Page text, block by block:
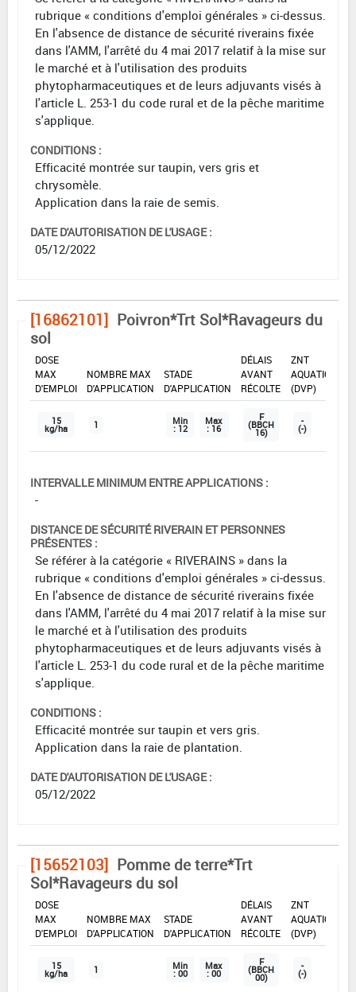
rubrique « conditions d'emploi générales » ci-dessus.
En l'absence de distance de sécurité riverains fixée
dans l'AMM, l'arrêté du 4 mai 2017 relatif à la mise sur
le marché et à l'utilisation des produits
phytopharmaceutiques et de leurs adjuvants visés à
l'article L. 253-1 du code rural et de la pêche maritime
s'applique.
CONDITIONS :
Efficacité montrée sur taupin, vers gris et
chrysomèle.
Application dans la raie de semis.
DATE D'AUTORISATION DE L'USAGE :
05/12/2022
[16862101] Poivron*Trt Sol*Ravageurs du
sol
DOSE
MAX
D'EMPLOI
NOMBRE MAX
D'APPLICATION
STADE
D'APPLICATION
DÉLAIS
AVANT
RÉCOLTE
ZNT
AQUATIQUE
(DVP)
15
kg/ha 1 Min
: 12
Max
: 16
F
(BBCH
16)
-
(-)
INTERVALLE MINIMUM ENTRE APPLICATIONS :
-
DISTANCE DE SÉCURITÉ RIVERAIN ET PERSONNES
PRÉSENTES :
Se référer à la catégorie « RIVERAINS » dans la
rubrique « conditions d'emploi générales » ci-dessus.
En l'absence de distance de sécurité riverains fixée
dans l'AMM, l'arrêté du 4 mai 2017 relatif à la mise sur
le marché et à l'utilisation des produits
phytopharmaceutiques et de leurs adjuvants visés à
l'article L. 253-1 du code rural et de la pêche maritime
s'applique.
CONDITIONS :
Efficacité montrée sur taupin et vers gris.
Application dans la raie de plantation.
DATE D'AUTORISATION DE L'USAGE :
05/12/2022
[15652103] Pomme de terre*Trt
Sol*Ravageurs du sol
DOSE
MAX
D'EMPLOI
NOMBRE MAX
D'APPLICATION
STADE
D'APPLICATION
DÉLAIS
AVANT
RÉCOLTE
ZNT
AQUATIQUE
(DVP)
15
kg/ha 1 Min
: 00
Max
: 00
F
(BBCH
00)
-
(-)